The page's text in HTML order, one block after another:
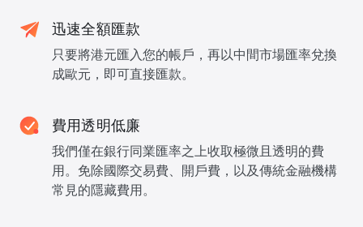
迅速全額匯款
只要將港元匯入您的帳戶，再以中間市場匯率兌換
成歐元，即可直接匯款。
費用透明低廉
我們僅在銀行同業匯率之上收取極微且透明的費
用。免除國際交易費、開戶費，以及傳統金融機構
常見的隱藏費用。